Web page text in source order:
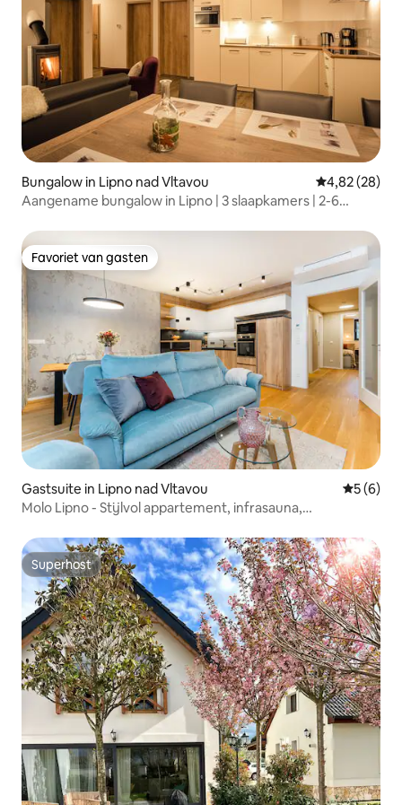
Bungalow in Lipno nad Vltavou Gemiddelde
4,82 (28)
Aangename bungalow in Lipno | 3 slaapkamers | 2-6
Favoriet van gasten
Favoriet van gasten
Gastsuite in Lipno nad Vltavou
5 (6)
Molo Lipno - Stijlvol appartement, infrasauna,
Superhost
Superhost